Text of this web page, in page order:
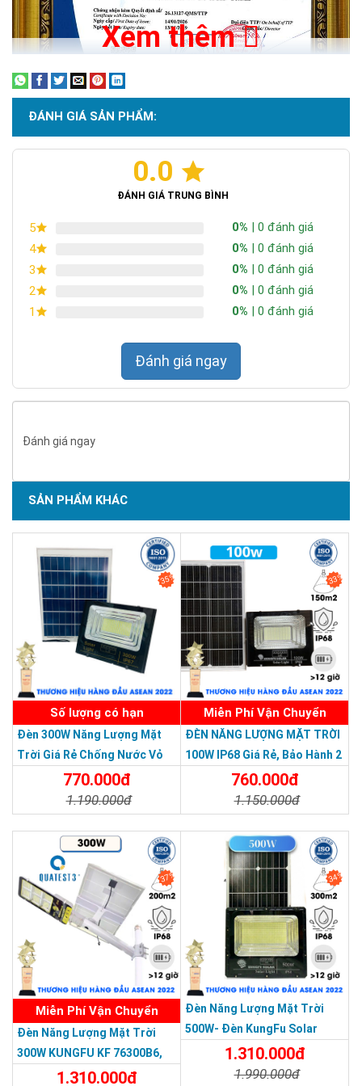
Đèn 300W chống chói có thời gian sử
dụng hơn 12 giờ ngày, là sự lựa chọn tuyệt vời cho các công ty,
Chống gỉ, chống sét, chống nước:
Nhờ vào hợp kim nhôm
đặc biệt và chuẩn kháng nước IP67 mà đèn có thể được lắp
đặt ở ngoài trời không sợ mưa, bão.
Diện tích chiếu sáng rộng:Diện tích chiếu sáng của đèn
300W có thể lên đến hơn 500m, cho phép khách hàng nhĩn rõ
mọi vật xung quanh.
Chứng nhận ISO 9001:2015
SẢN PHẨM CHẤT LƯỢNG - DỊCH VỤ TIN DÙNG LẦN VII - 2020
THƯƠNG HIỆU HÀNG ĐẦU ASEAN 2022
Xem thêm
ĐÁNH GIÁ SẢN PHẨM:
0.0
ĐÁNH GIÁ TRUNG BÌNH
5 0% | 0 đánh giá
4
0% | 0 đánh giá
3
0% | 0 đánh giá
2
0% | 0 đánh giá
1
0% | 0 đánh giá
Đánh giá ngay
Đánh giá ngay
SẢN PHẨM KHÁC
35%
Số lượng có hạn
Đèn 300W Năng Lượng Mặt
Trời Giá Rẻ Chống Nước Vỏ
Nhôm Đúc770.000đ
1.190.000đ
33%
Miễn Phí Vận Chuyển
ĐÈN NĂNG LƯỢNG MẶT TRỜI
100W IP68 Giá Rẻ, Bảo Hành 2
760.000đ
1.150.000đ
37%
Miễn Phí Vận Chuyển
Đèn Năng Lượng Mặt Trời
300W KUNGFU KF 76300B6,
IP68, Bảng Giá 2026
1.310.000đ
34%
Đèn Năng Lượng Mặt Trời
500W- Đèn KungFu Solar
Năng Lượng Mặt Trời 500W,IP
67 Loại Lớn
1.310.000đ
1.990.000đ